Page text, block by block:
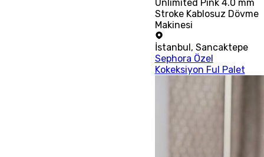
Unlimited Pink 4.0 mm
Stroke Kablosuz Dövme
Makinesi
İstanbul, Sancaktepe
Sephora Özel
Kokeksiyon Ful Palet